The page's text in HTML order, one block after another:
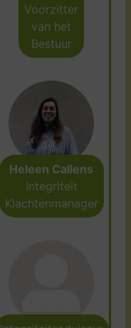
Voorzitter
van het
Bestuur
Heleen Callens
Integriteit
Klachtenmanager